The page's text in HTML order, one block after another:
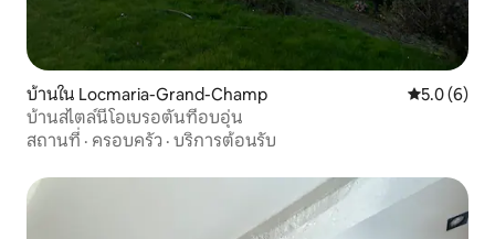
บ้านใน Locmaria-Grand-Champ คะแนนเฉลี่
5.0 (6)
บ้านสไตล์นีโอเบรอตันที่อบอุ่น
สถานที่ · ครอบครัว · บริการต้อนรับ